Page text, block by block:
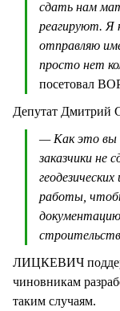
сдать нам
реагируют. Я
отправляю
просто нет
посетовал
Депутат Дмитрий
— Как это вы
заказчики не
работы,
ЛИЦКЕВИЧ
чиновникам
таким случаям.